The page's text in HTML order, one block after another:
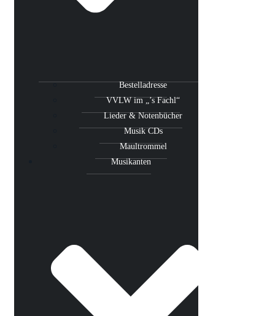
Bestelladresse
VVLW im „’s Fachl“
Lieder & Notenbücher
Musik CDs
Maultrommel
Musikanten